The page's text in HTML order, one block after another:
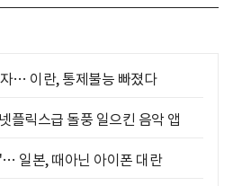
… 이란, 통제불능 빠졌다
플릭스급 돌풍 일으킨 음악 앱
일본, 때아닌 아이폰 대란